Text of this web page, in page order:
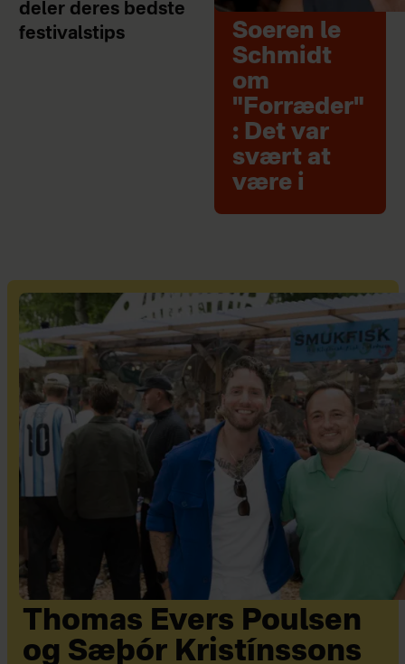
deler deres bedste
festivalstips
Soeren le
Schmidt
om
"Forræder"
: Det var
svært at
være i
Thomas Evers Poulsen
og Sæþór Kristínssons